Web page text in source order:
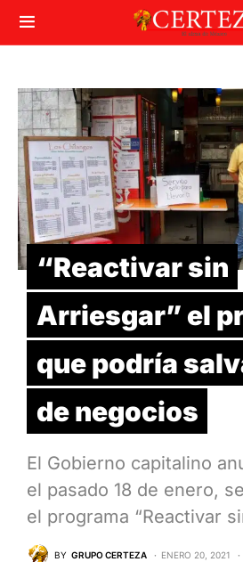
“Reactivar sin
Arriesgar” el
que podría
de negocios
El Gobierno capitalino
el pasado 18 de enero,
el programa “Reactivar
BY GRUPO CERTEZA ENERO 20, 2021